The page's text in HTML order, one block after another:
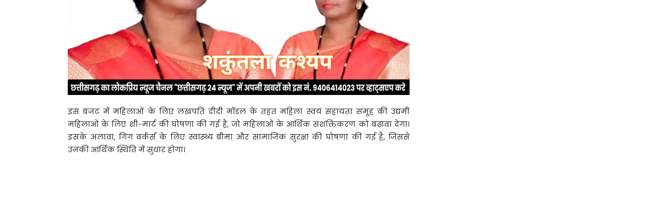
इस बजट में महिलाओं के लिए लखपति दीदी मॉडल के तहत महिला स्वयं सहायता समूह की उद्यमी
महिलाओं के लिए शी-मार्ट की घोषणा की गई है, जो महिलाओं के आर्थिक सशक्तिकरण को बढ़ावा देगा।
इसके अलावा, गिग वर्कर्स के लिए स्वास्थ्य बीमा और सामाजिक सुरक्षा की घोषणा की गई है, जिससे
उनकी आर्थिक स्थिति में सुधार होगा।